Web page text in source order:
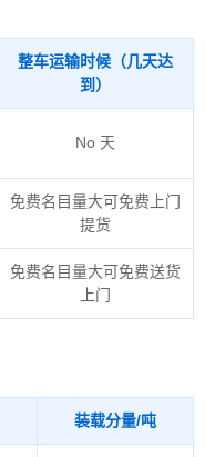
整车运输时候（几天达
到）
No 天
免费名目量大可免费上门
提货
免费名目量大可免费送货
上门
装载分量/吨